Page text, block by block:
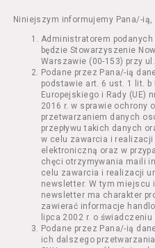
Usługodawcę drogą
wykorzystaniem
Seans –
w Kinie Nowe
Kazimierza
stanowiący części
Wydarzenie –
Usługodawcę w
Wrocławiu (ul.
festiwal filmowy,
specjalny,
inna podobna
Kurs – zajęcia
Organizatora
charakterze
Bilety – dokumenty
umowy z
Niniejszym informujemy Pana/-ią,
Administratorem
będzie Stowarzyszenie
Warszawie (00-153) przy
Podane przez Pana/-ią
podstawie art. 6 ust. 1 lit.
Europejskiego i Rady (UE)
2016 r. w sprawie ochrony
przetwarzaniem danych
przepływu takich danych
w celu zawarcia i realizacji
elektroniczną oraz w
chęci otrzymywania maili
celu zawarcia i realizacji
newsletter. W tym miejscu
newsletter ma charakter
zawierać informacje
lipca 2002 r. o
Podane przez Pana/-ią
ich dalszego